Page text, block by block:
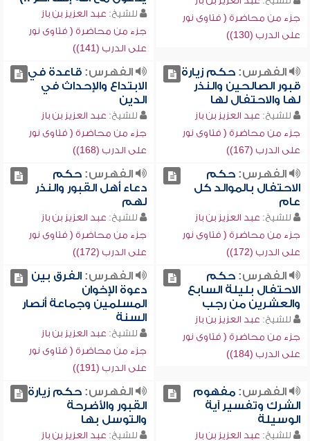
جزء من محاضرة ( فتاوى نور
على الدرب (130))
للشيخ: عبد العزيز بن باز
جزء من محاضرة ( فتاوى نور
على الدرب (141))
الفهرس:حكم زيارة
قبور الصالحين والنذر
لها والاحتفال لها
للشيخ: عبد العزيز بن باز
جزء من محاضرة ( فتاوى نور
على الدرب (167))
الفهرس:قاعدة في
الابتداع والإحداث في
الدين
للشيخ: عبد العزيز بن باز
جزء من محاضرة ( فتاوى نور
على الدرب (168))
الفهرس:حكم
الاحتفال بالموالد كل
عام
للشيخ: عبد العزيز بن باز
جزء من محاضرة ( فتاوى نور
على الدرب (172))
الفهرس:حكم
دعاء أهل القبور والنذر
لهم
للشيخ: عبد العزيز بن باز
جزء من محاضرة ( فتاوى نور
على الدرب (172))
الفهرس:حكم
الاحتفال بليلة السابع
والعشرين من رجب
للشيخ: عبد العزيز بن باز
جزء من محاضرة ( فتاوى نور
على الدرب (184))
الفهرس:الفرق بين
دعوة الإخوان
المسلمين وجماعة أنصار
السنة
للشيخ: عبد العزيز بن باز
جزء من محاضرة ( فتاوى نور
على الدرب (191))
الفهرس:مفهوم
الشرك وتفسير آية
الوسيلة
للشيخ: عبد العزيز بن باز
الفهرس:حكم زيارة
القبور والأضرحة
والتوسل بها
للشيخ: عبد العزيز بن باز